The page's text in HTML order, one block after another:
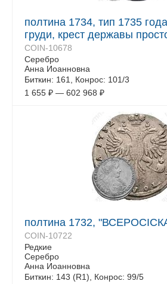
полтина 1734, тип 1735
груди, крест державы
COIN-10678
Серебро
Анна Иоанновна
Биткин: 161, Конрос: 101/3
1 655 ₽ — 602 968 ₽
полтина 1732,
COIN-10722
Редкие
Серебро
Анна Иоанновна
Биткин: 143 (R1), Конрос: 99/5